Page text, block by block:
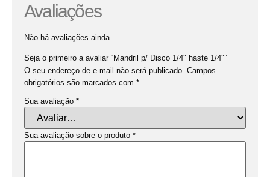
Avaliações
Não há avaliações ainda.
Seja o primeiro a avaliar “Mandril p/ Disco 1/4″ haste 1/4″”
O seu endereço de e-mail não será publicado. Campos
obrigatórios são marcados com *
Sua avaliação *
Sua avaliação sobre o produto *